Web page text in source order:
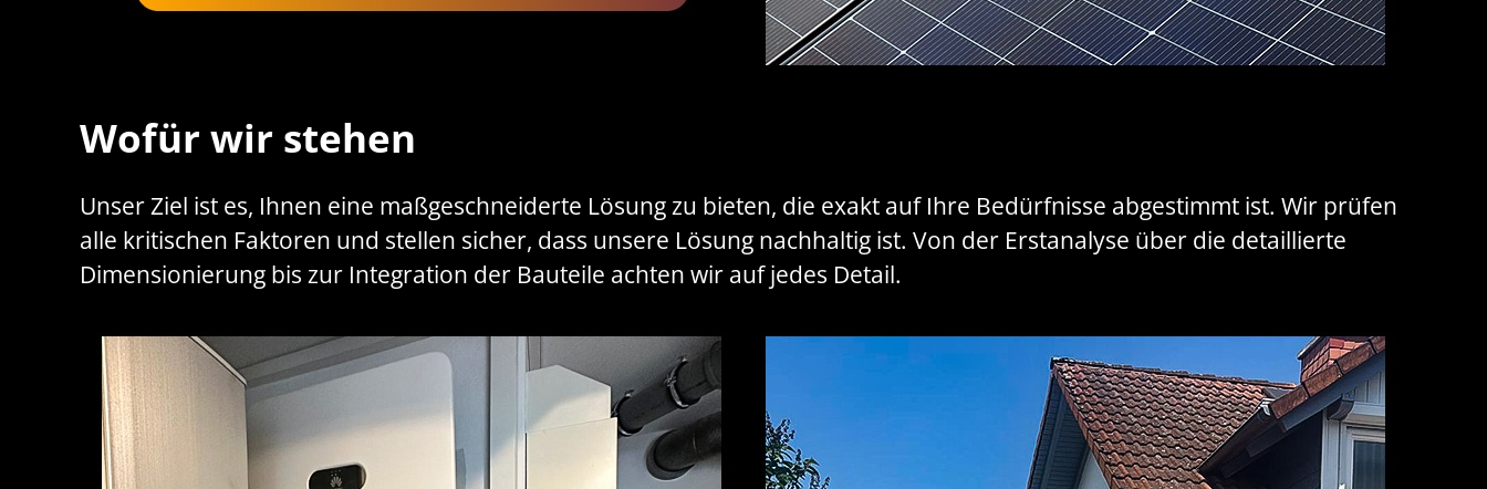
Wofür wir stehen
Unser Ziel ist es, Ihnen eine maßgeschneiderte Lösung zu bieten, die exakt auf Ihre Bedürfnisse abgestimmt ist. Wir prüfen
alle kritischen Faktoren und stellen sicher, dass unsere Lösung nachhaltig ist. Von der Erstanalyse über die detaillierte
Dimensionierung bis zur Integration der Bauteile achten wir auf jedes Detail.